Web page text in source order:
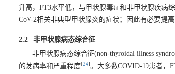
升高，FT3水平低，与甲状腺毒症和非甲状腺疾病
CoV-2相关非典型甲状腺炎的症状；因此有必要提
2.2 非甲状腺病态综合征
非甲状腺病态综合征(non-thyroidal illness
的发病率和严重程度[24]。大多数COVID-19患者，